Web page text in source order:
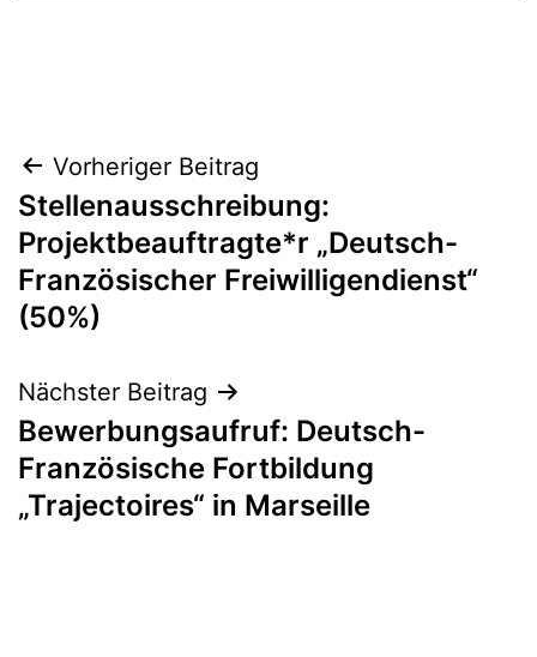
Beitragsnavigation
Vorheriger Beitrag
Stellenausschreibung:
Projektbeauftragte*r „Deutsch-
Französischer Freiwilligendienst“
(50%)
Nächster Beitrag
Bewerbungsaufruf: Deutsch-
Französische Fortbildung
„Trajectoires“ in Marseille